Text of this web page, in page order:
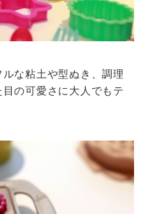
な粘土や型ぬき、調理
の可愛さに大人でもテ